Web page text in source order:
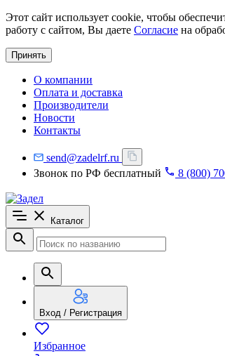
Этот сайт использует cookie, чтобы
работу с сайтом, Вы даете Согласие на
Принять
О компании
Оплата и доставка
Производители
Новости
Контакты
send@zadelrf.ru
Звонок по РФ бесплатный
8 (800)
Каталог
Вход / Регистрация
Избранное